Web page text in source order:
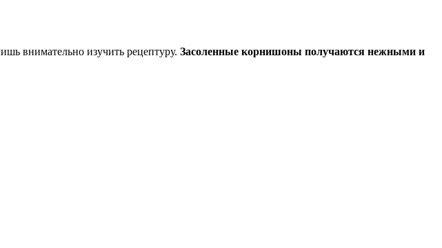
внимательно изучить рецептуру. Засоленные корнишоны получаются нежными и